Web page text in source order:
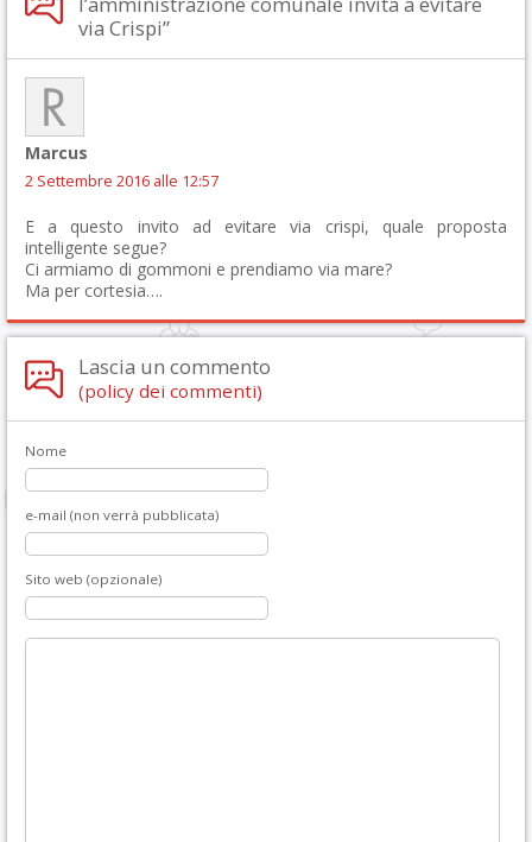
via Crispi”
Marcus
2 Settembre 2016 alle 12:57
E a questo invito ad evitare via crispi, quale proposta
intelligente segue?
Ci armiamo di gommoni e prendiamo via mare?
Ma per cortesia….
Lascia un commento
(policy dei commenti)
Nome
e-mail (non verrà pubblicata)
Sito web (opzionale)